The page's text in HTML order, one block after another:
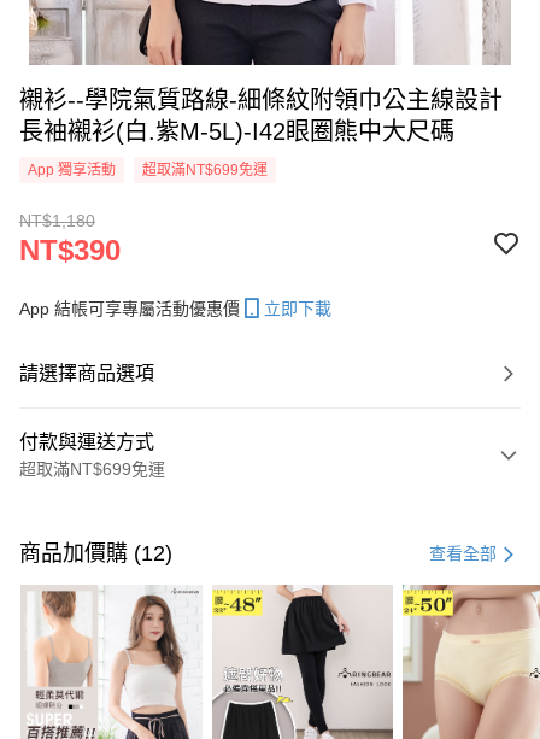
襯衫--學院氣質路線-細條紋附領巾公主線設計
長袖襯衫(白.紫M-5L)-I42眼圈熊中大尺碼
App 獨享活動 超取滿NT$699免運
NT$1,180
NT$390
App 結帳可享專屬活動優惠價 立即下載
請選擇商品選項
付款與運送方式
超取滿NT$699免運
信用卡一次付款
超商取貨付款
LINE Pay
Apple Pay
街口支付
商品加價購 (12) 查看全部